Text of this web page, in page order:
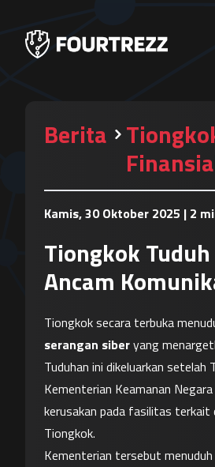
Berita
Kamis, 30 Oktober 2025 | 2
Tiongkok
Ancam
Tiongkok secara terbuka
serangan siber yang
Tuduhan ini dikeluarkan
Kementerian Keamanan
kerusakan pada fasilitas terkait
Tiongkok.
Kementerian tersebut